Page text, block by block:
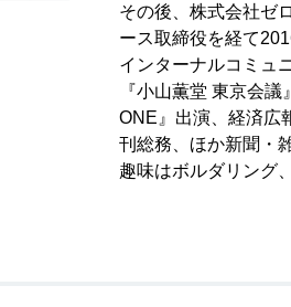
その後、株式会社ゼ
ース取締役を経て
インターナルコミュ
『小山薫堂 東京会
ONE』出演、経済広
刊総務、ほか新聞・
趣味はボルダリング